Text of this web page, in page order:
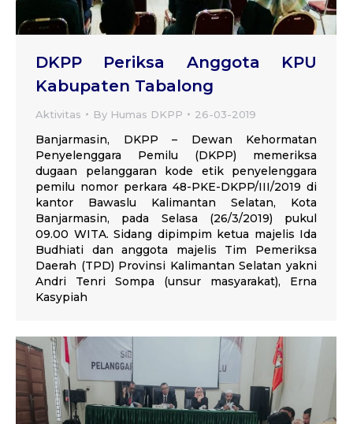
DKPP Periksa Anggota KPU
Kabupaten Tabalong
Aktivitas By Humas DKPP 26-03-2019
Banjarmasin, DKPP – Dewan Kehormatan
Penyelenggara Pemilu (DKPP) memeriksa
dugaan pelanggaran kode etik penyelenggara
pemilu nomor perkara 48-PKE-DKPP/III/2019 di
kantor Bawaslu Kalimantan Selatan, Kota
Banjarmasin, pada Selasa (26/3/2019) pukul
09.00 WITA. Sidang dipimpim ketua majelis Ida
Budhiati dan anggota majelis Tim Pemeriksa
Daerah (TPD) Provinsi Kalimantan Selatan yakni
Andri Tenri Sompa (unsur masyarakat), Erna
Kasypiah